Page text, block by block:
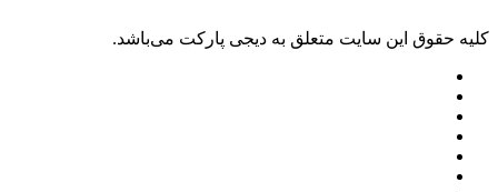
کليه حقوق اين سايت متعلق به دیجی پارکت می‌باشد.